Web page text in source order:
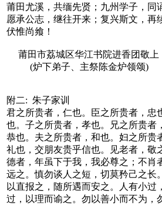
莆田尤溪，共缅先贤；九州学子，同
愿承公志，继往开来；复兴斯文，再
伏惟尚飨！‌
莆田市荔城区华江书院进香团敬上
(炉下弟子、主祭陈金炉领颂)
附二: 朱子家训
君之所贵者，仁也。臣之所贵者，忠
也。子之所贵者，孝也。兄之所贵者
恭也。夫之所贵者，和也。妇之所贵
礼也，交朋友贵乎信也。见老者，敬
德者，年虽下于我，我必尊之；不肖
远之。慎勿谈人之短，切莫矜己之长
以直报之，随所遇而安之。人有小过
过，以理而谕之。勿以善小而不为，